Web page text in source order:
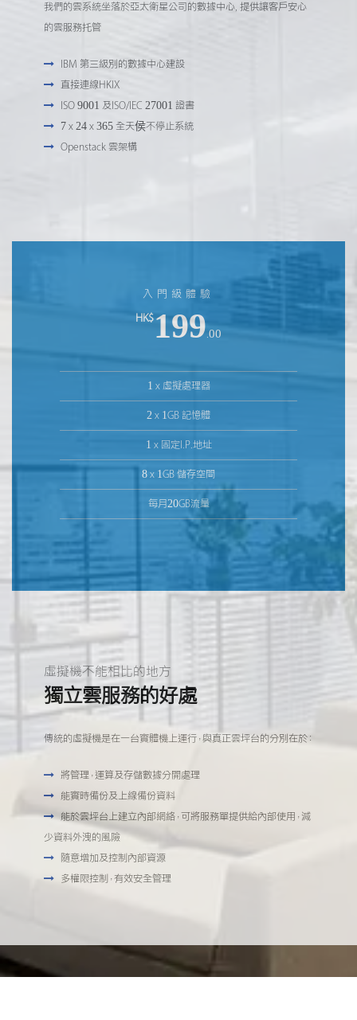
我們的雲系統坐落於亞太衛星公司的數據中心, 提供讓客戶安心
的雲服務托管
IBM 第三級別的數據中心建設
直接連線HKIX
ISO 9001 及ISO/IEC 27001 證書
7 x 24 x 365 全天侯不停止系統
Openstack 雲架構
入門級體驗
HK$199.00
1 x 虛擬處理器
2 x 1GB 記憶體
1 x 固定I.P.地址
8 x 1GB 儲存空間
每月20GB流量
虛擬機不能相比的地方
獨立雲服務的好處
傳統的虛擬機是在一台實體機上運行，與真正雲坪台的分別在於：
將管理，運算及存儲數據分開處理
能實時備份及上線備份資料
能於雲坪台上建立內部網絡，可將服務單提供給內部使用，減
少資料外洩的風險
隨意增加及控制內部資源
多權限控制，有效安全管理